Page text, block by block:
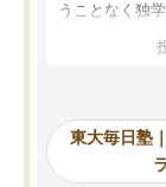
うことなく独
入試本番に地
合格となって
東大毎日塾に
の長期計画や
いて客観的な
東大毎日塾